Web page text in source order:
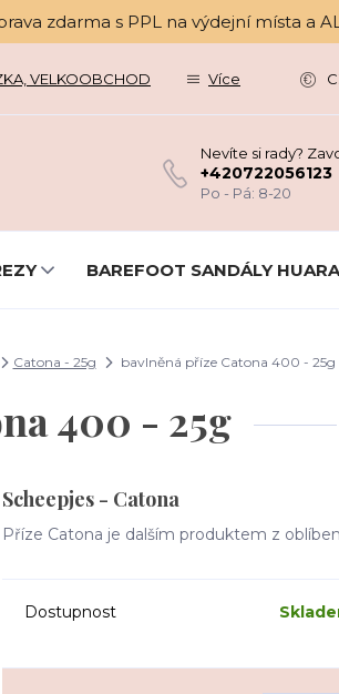
zdarma s PPL na výdejní místa a
VELKOOBCHOD Více
Nevíte si rady?
+420722056123
Po - Pá: 8-20
BAREFOOT SANDÁLY
Catona - 25g bavlněná příze Catona 400 - 25g
400 - 25g
Scheepjes - Catona
Příze Catona je dalším produktem z
Dostupnost